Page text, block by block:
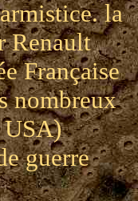
la
Renault
Française
nombreux
USA)
guerre